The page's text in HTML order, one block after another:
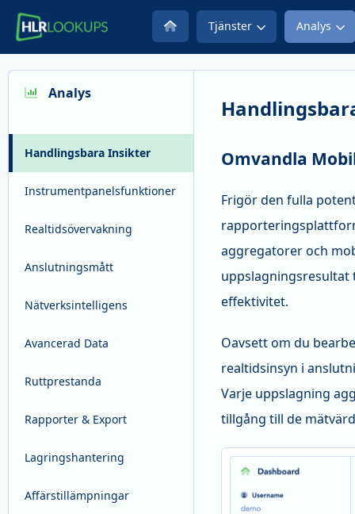
Tjänster Analys
Analys
Handlingsbara Insikter
Instrumentpanelsfunktioner
Realtidsövervakning
Anslutningsmått
Nätverksintelligens
Avancerad Data
Ruttprestanda
Rapporter & Export
Lagringshantering
Affärstillämpningar
Omvandla
Frigör den fulla
aggregatorer och
uppslagningsresultat
effektivitet.
Oavsett om du
realtidsinsyn i
Varje uppslagning
tillgång till de